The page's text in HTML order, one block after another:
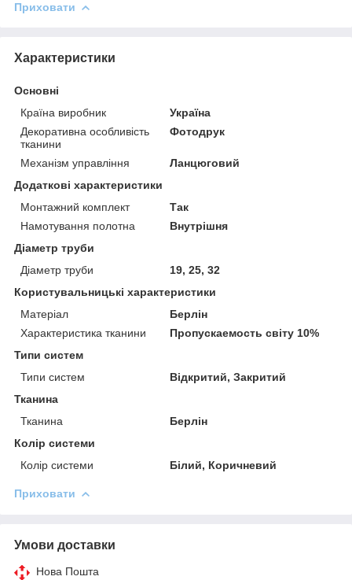
Приховати
Характеристики
Основні
Країна виробник
Україна
Декоративна особливість
тканини
Фотодрук
Механізм управління
Ланцюговий
Додаткові характеристики
Монтажний комплект
Так
Намотування полотна
Внутрішня
Діаметр труби
Діаметр труби
19, 25, 32
Користувальницькі характеристики
Матеріал
Берлін
Характеристика тканини
Пропускаемость світу 10%
Типи систем
Типи систем
Відкритий, Закритий
Тканина
Тканина
Берлін
Колір системи
Колір системи
Білий, Коричневий
Приховати
Умови доставки
Нова Пошта